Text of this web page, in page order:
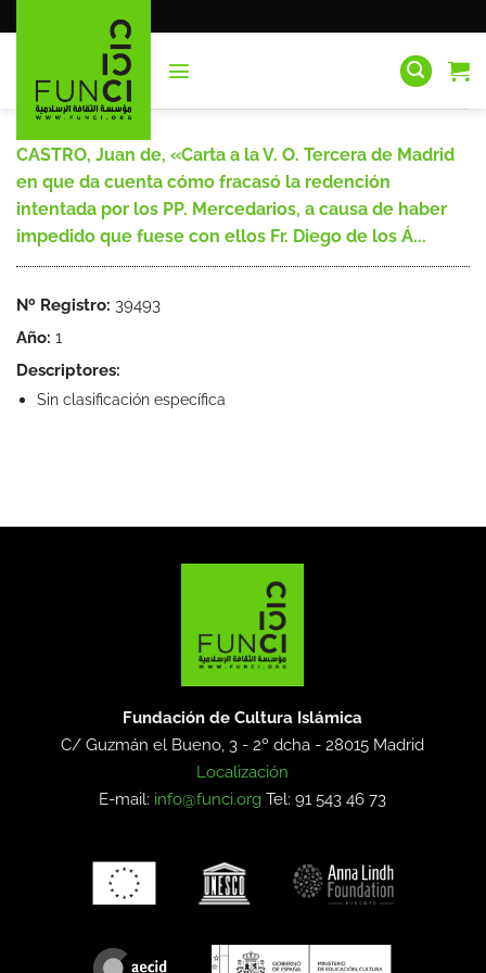
al
CASTRO, Juan de, «Carta a la V. O. Tercera de Madrid
en que da cuenta cómo fracasó la redención
intentada por los PP. Mercedarios, a causa de haber
impedido que fuese con ellos Fr. Diego de los Á...
Nº Registro: 39493
Año: 1
Descriptores:
Sin clasificación específica
Fundación de Cultura Islámica
C/ Guzmán el Bueno, 3 - 2º dcha -28015 Madrid
Localización
E-mail: info@funci.org Tel: 91 543 46 73